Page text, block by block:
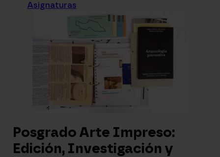
Asignaturas
Posgrado Arte Impreso:
Edición, Investigación y